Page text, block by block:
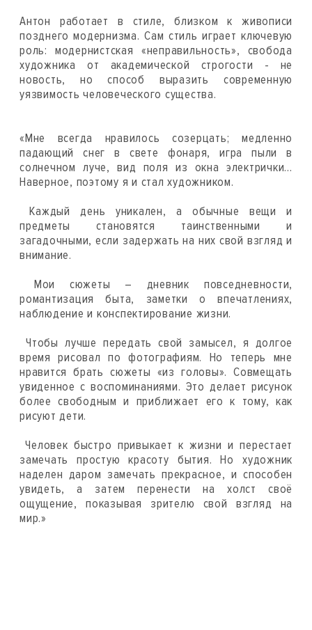
Антон работает в стиле, близком к живописи
позднего модернизма. Сам стиль играет ключевую
роль: модернистская «неправильность», свобода
художника от академической строгости - не
новость, но способ выразить современную
уязвимость человеческого существа.
«Мне всегда нравилось созерцать; медленно
падающий снег в свете фонаря, игра пыли в
солнечном луче, вид поля из окна электрички…
Наверное, поэтому я и стал художником.
Каждый день уникален, а обычные вещи и
предметы становятся таинственными и
загадочными, если задержать на них свой взгляд и
внимание.
Мои сюжеты – дневник повседневности,
романтизация быта, заметки о впечатлениях,
наблюдение и конспектирование жизни.
Чтобы лучше передать свой замысел, я долгое
время рисовал по фотографиям. Но теперь мне
нравится брать сюжеты «из головы». Совмещать
увиденное с воспоминаниями. Это делает рисунок
более свободным и приближает его к тому, как
рисуют дети.
Человек быстро привыкает к жизни и перестает
замечать простую красоту бытия. Но художник
наделен даром замечать прекрасное, и способен
увидеть, а затем перенести на холст своё
ощущение, показывая зрителю свой взгляд на
мир.»